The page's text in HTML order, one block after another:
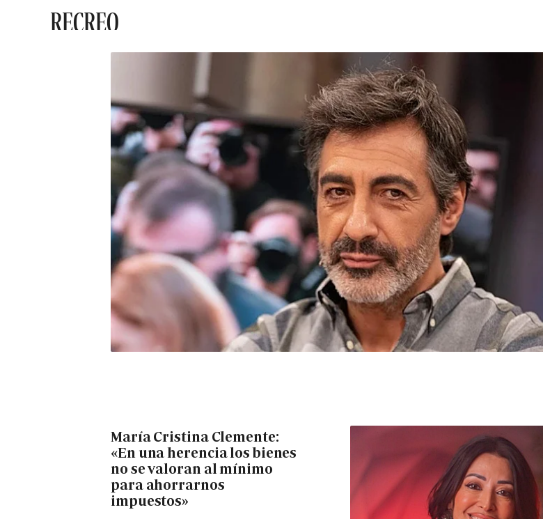
RECREO
María Cristina Clemente:
«En una herencia los bienes
no se valoran al mínimo
para ahorrarnos
impuestos»